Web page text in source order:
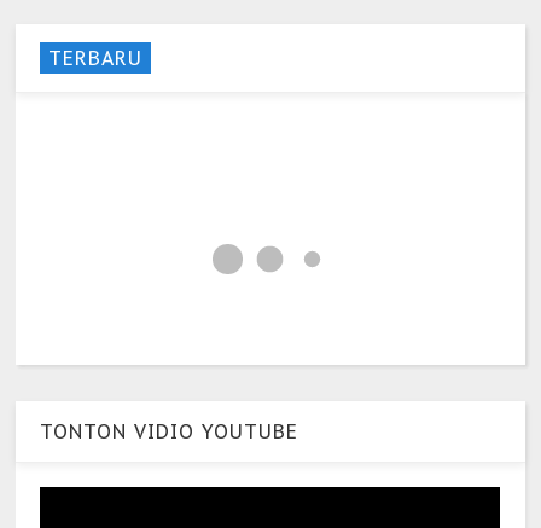
TERBARU
TONTON VIDIO YOUTUBE